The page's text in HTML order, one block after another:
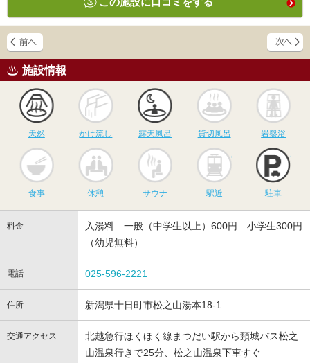
施設情報
天然
かけ流し
かけ流し
露天風呂
露天風呂
貸切風呂
貸切風呂 岩盤浴
食事 休憩
サウナ
サウナ 駅近 駐車
料金
入湯料 一般（中学生以上）600円 小学生300円
（幼児無料）
電話 025-596-2221
住所 新潟県十日町市松之山湯本18-1
交通アクセス
北越急行ほくほく線まつだい駅から頸城バス松之
山温泉行きで25分、松之山温泉下車すぐ